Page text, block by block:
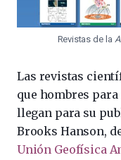
Revistas de la
Las revistas
que hombres
llegan para su
Brooks Hanson,
Unión Geofísica